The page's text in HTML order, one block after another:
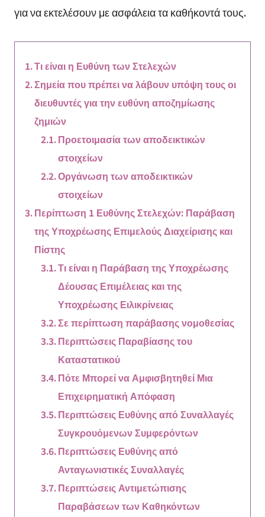
για να εκτελέσουν με ασφάλεια τα καθήκοντά τους.
Τι είναι η Ευθύνη των Στελεχών
Σημεία που πρέπει να λάβουν υπόψη τους οι
διευθυντές για την ευθύνη αποζημίωσης
ζημιών
Προετοιμασία των αποδεικτικών
στοιχείων
Οργάνωση των αποδεικτικών
στοιχείων
Περίπτωση 1 Ευθύνης Στελεχών: Παράβαση
της Υποχρέωσης Επιμελούς Διαχείρισης και
Πίστης
Τι είναι η Παράβαση της Υποχρέωσης
Δέουσας Επιμέλειας και της
Υποχρέωσης Ειλικρίνειας
Σε περίπτωση παράβασης νομοθεσίας
Περιπτώσεις Παραβίασης του
Καταστατικού
Πότε Μπορεί να Αμφισβητηθεί Μια
Επιχειρηματική Απόφαση
Περιπτώσεις Ευθύνης από Συναλλαγές
Συγκρουόμενων Συμφερόντων
Περιπτώσεις Ευθύνης από
Ανταγωνιστικές Συναλλαγές
Περιπτώσεις Αντιμετώπισης
Παραβάσεων των Καθηκόντων